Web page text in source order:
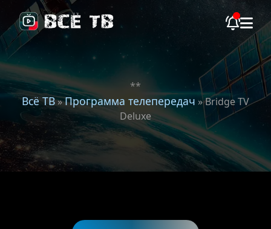
**
Всё ТВ»Программа телепередач » Bridge TV
Deluxe